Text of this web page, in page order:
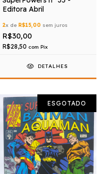
Editora Abril
2x de R$15,00 sem juros
R$30,00
R$28,50 com Pix
DETALHES
ESGOTADO